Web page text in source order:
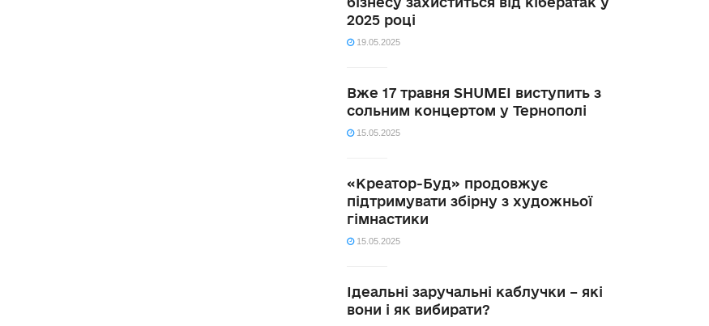
2025 році
19.05.2025
Вже 17 травня SHUMEI виступить з
сольним концертом у Тернополі
15.05.2025
«Креатор-Буд» продовжує
підтримувати збірну з художньої
гімнастики
15.05.2025
Ідеальні заручальні каблучки – які
вони і як вибирати?